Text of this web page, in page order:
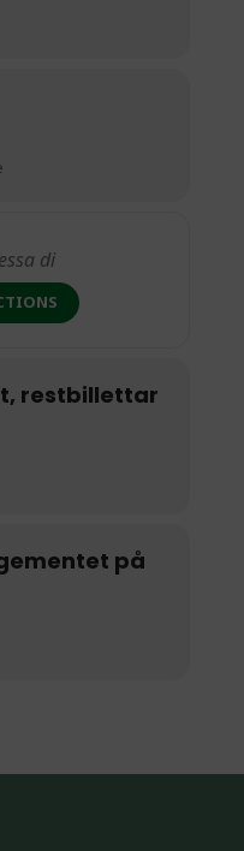
restbillettar
på